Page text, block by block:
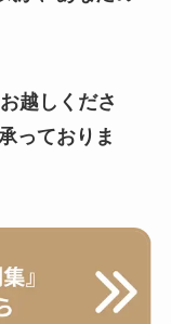
越しくださ
っておりま